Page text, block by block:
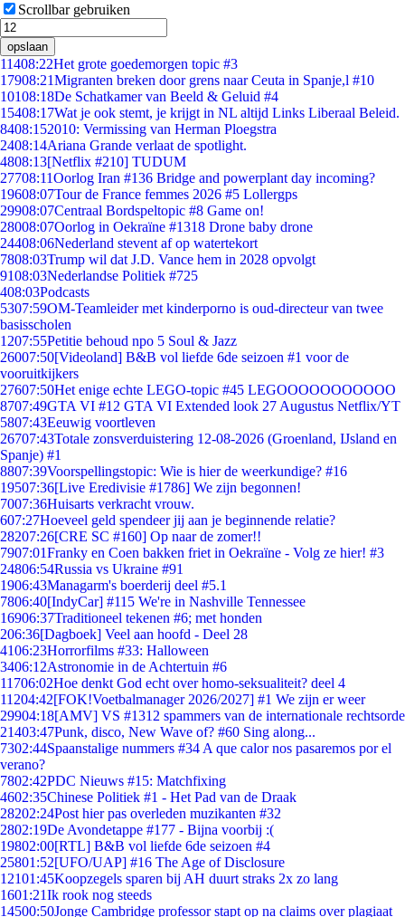
Scrollbar gebruiken
opslaan
11408:22Het grote goedemorgen topic #3
17908:21Migranten breken door grens naar Ceuta in Spanje,l #10
10108:18De Schatkamer van Beeld & Geluid #4
15408:17Wat je ook stemt, je krijgt in NL altijd Links Liberaal Beleid.
8408:152010: Vermissing van Herman Ploegstra
2408:14Ariana Grande verlaat de spotlight.
4808:13[Netflix #210] TUDUM
27708:11Oorlog Iran #136 Bridge and powerplant day incoming?
19608:07Tour de France femmes 2026 #5 Lollergps
29908:07Centraal Bordspeltopic #8 Game on!
28008:07Oorlog in Oekraïne #1318 Drone baby drone
24408:06Nederland stevent af op watertekort
7808:03Trump wil dat J.D. Vance hem in 2028 opvolgt
9108:03Nederlandse Politiek #725
408:03Podcasts
5307:59OM-Teamleider met kinderporno is oud-directeur van twee
basisscholen
1207:55Petitie behoud npo 5 Soul & Jazz
26007:50[Videoland] B&B vol liefde 6de seizoen #1 voor de
vooruitkijkers
27607:50Het enige echte LEGO-topic #45 LEGOOOOOOOOOOO
8707:49GTA VI #12 GTA VI Extended look 27 Augustus Netflix/YT
5807:43Eeuwig voortleven
26707:43Totale zonsverduistering 12-08-2026 (Groenland, IJsland en
Spanje) #1
8807:39Voorspellingstopic: Wie is hier de weerkundige? #16
19507:36[Live Eredivisie #1786] We zijn begonnen!
7007:36Huisarts verkracht vrouw.
607:27Hoeveel geld spendeer jij aan je beginnende relatie?
28207:26[CRE SC #160] Op naar de zomer!!
7907:01Franky en Coen bakken friet in Oekraïne - Volg ze hier! #3
24806:54Russia vs Ukraine #91
1906:43Managarm's boerderij deel #5.1
7806:40[IndyCar] #115 We're in Nashville Tennessee
16906:37Traditioneel tekenen #6; met honden
206:36[Dagboek] Veel aan hoofd - Deel 28
4106:23Horrorfilms #33: Halloween
3406:12Astronomie in de Achtertuin #6
11706:02Hoe denkt God echt over homo-seksualiteit? deel 4
11204:42[FOK!Voetbalmanager 2026/2027] #1 We zijn er weer
29904:18[AMV] VS #1312 spammers van de internationale rechtsorde
21403:47Punk, disco, New Wave of? #60 Sing along...
7302:44Spaanstalige nummers #34 A que calor nos pasaremos por el
verano?
7802:42PDC Nieuws #15: Matchfixing
4602:35Chinese Politiek #1 - Het Pad van de Draak
28202:24Post hier pas overleden muzikanten #32
2802:19De Avondetappe #177 - Bijna voorbij :(
19802:00[RTL] B&B vol liefde 6de seizoen #4
25801:52[UFO/UAP] #16 The Age of Disclosure
12101:45Koopzegels sparen bij AH duurt straks 2x zo lang
1601:21Ik rook nog steeds
14500:50Jonge Cambridge professor stapt op na claims over plagiaat